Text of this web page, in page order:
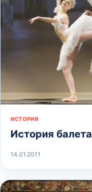
ИСТОРИЯ
История балета
14.01.2011